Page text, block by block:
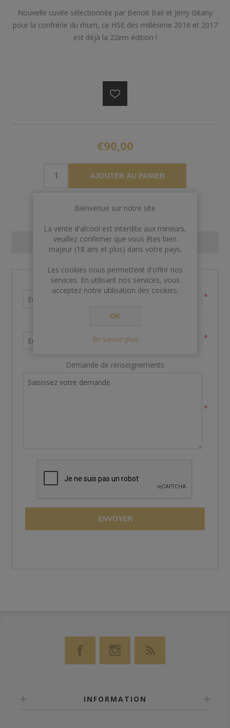
Nouvelle cuvée sélectionnée par Benoit Bail et Jerry Gitany
pour la confrérie du rhum, ce HSE des millésime 2016 et 2017
est déjà la 22em édition !
€90,00
AJOUTER AU PANIER
CONTACT US
Nom et prénom
*
*
Demande de renseignements
*
ENVOYER
INFORMATION
Bienvenue sur notre site
La vente d'alcool est interdite aux mineurs,
veuillez confirmer que vous êtes bien
majeur (18 ans et plus) dans votre pays.
Les cookies nous permettent d'offrir nos
services. En utilisant nos services, vous
acceptez notre utilisation des cookies.
OK
En savoir plus